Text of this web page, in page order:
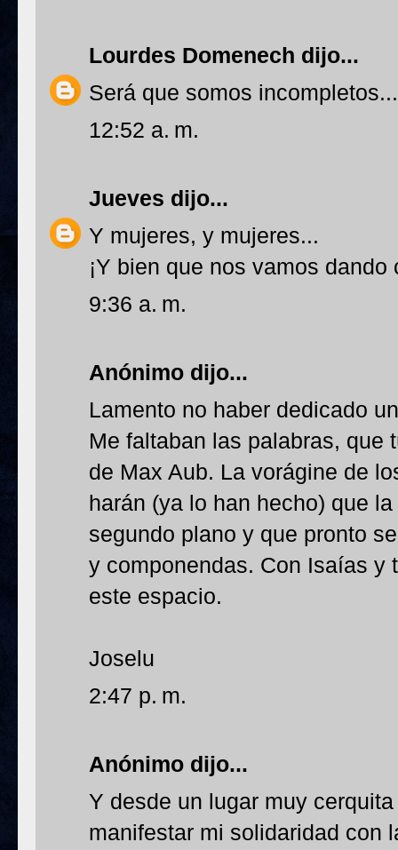
Lourdes Domenech dijo...
Será que somos incompletos...
12:52 a. m.
Jueves dijo...
Y mujeres, y mujeres...
¡Y bien que nos vamos dando
9:36 a. m.
Anónimo dijo...
Lamento no haber dedicado
Me faltaban las palabras, que
de Max Aub. La vorágine de
harán (ya lo han hecho) que
segundo plano y que pronto
y componendas. Con Isaías y
este espacio.
Joselu
2:47 p. m.
Anónimo dijo...
Y desde un lugar muy
manifestar mi solidaridad con